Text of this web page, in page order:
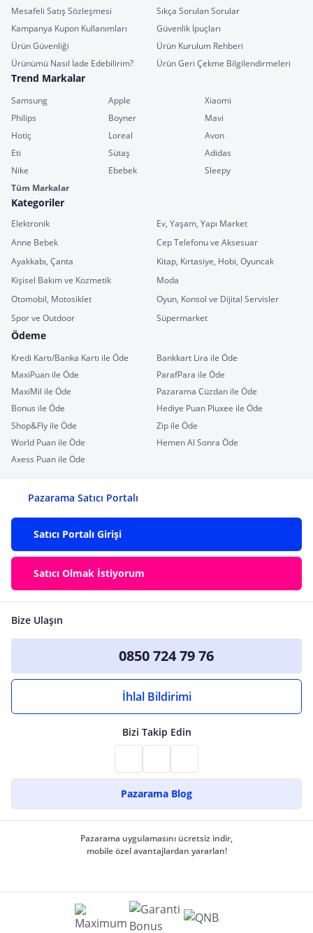
Mesafeli Satış Sözleşmesi
Sıkça Sorulan Sorular
Kampanya Kupon Kullanımları
Güvenlik İpuçları
Ürün Güvenliği
Ürün Kurulum Rehberi
Ürünümü Nasıl İade Edebilirim?
Ürün Geri Çekme Bilgilendirmeleri
Trend Markalar
Samsung Apple
Xiaomi
Philips
Boyner
Mavi
Hotiç
Loreal
Avon
Eti
Sütaş
Adidas
Nike
Ebebek
Sleepy
Tüm Markalar
Kategoriler
Elektronik
Ev, Yaşam, Yapı Market
Anne Bebek
Cep Telefonu ve Aksesuar
Ayakkabı, Çanta
Kitap, Kırtasiye, Hobi, Oyuncak
Kişisel Bakım ve Kozmetik
Moda
Otomobil, Motosiklet
Oyun, Konsol ve Dijital Servisler
Spor ve Outdoor
Süpermarket
Ödeme
Kredi Kartı/Banka Kartı ile Öde
Bankkart Lira ile Öde
MaxiPuan ile Öde
ParafPara ile Öde
MaxiMil ile Öde
Pazarama Cüzdan ile Öde
Bonus ile Öde
Hediye Puan Pluxee ile Öde
Shop&Fly ile Öde
Zip ile Öde
World Puan ile Öde
Hemen Al Sonra Öde
Axess Puan ile Öde
Pazarama Satıcı Portalı
Satıcı Portalı Girişi
Satıcı Olmak İstiyorum
Bize Ulaşın
0850 724 79 76
İhlal Bildirimi
Bizi Takip Edin
Pazarama Blog
Pazarama uygulamasını ücretsiz indir,
mobile özel avantajlardan yararlan!